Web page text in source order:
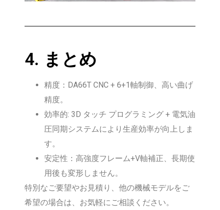
4. まとめ
精度：DA66T CNC + 6+1軸制御、高い曲げ
精度。
効率的: 3D タッチ プログラミング + 電気油
圧同期システムにより生産効率が向上しま
す。
安定性：高強度フレーム+V軸補正、長期使
用後も変形しません。
特別なご要望やお見積り、他の機械モデルをご
希望の場合は、お気軽にご相談ください。